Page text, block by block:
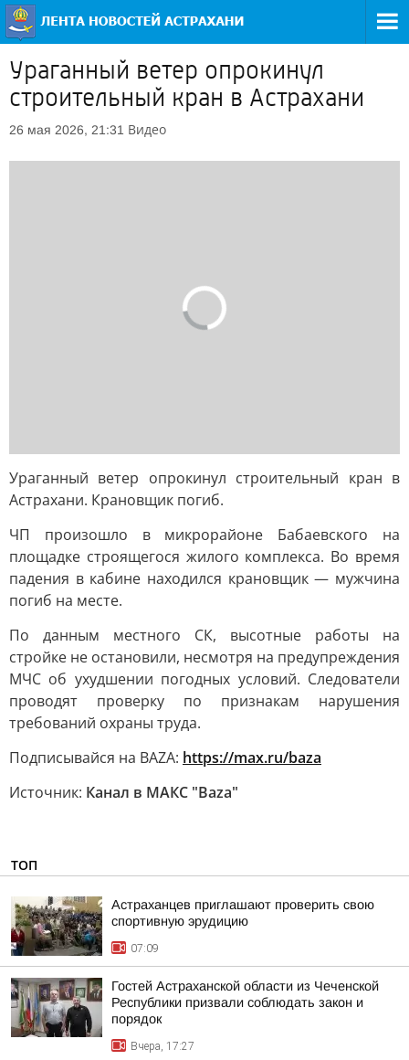
Ураганный ветер опрокинул
строительный кран в Астрахани
26 мая 2026, 21:31 Видео
Ураганный ветер опрокинул строительный кран в
Астрахани. Крановщик погиб.
ЧП произошло в микрорайоне Бабаевского на
площадке строящегося жилого комплекса. Во время
падения в кабине находился крановщик — мужчина
погиб на месте.
По данным местного СК, высотные работы на
стройке не остановили, несмотря на предупреждения
МЧС об ухудшении погодных условий. Следователи
проводят проверку по признакам нарушения
требований охраны труда.
Подписывайся на BAZA: https://max.ru/baza
Источник: Канал в МАКС "Baza"
ТОП
Астраханцев приглашают проверить свою
спортивную эрудицию
07:09
Гостей Астраханской области из Чеченской
Республики призвали соблюдать закон и
порядок
Вчера, 17:27